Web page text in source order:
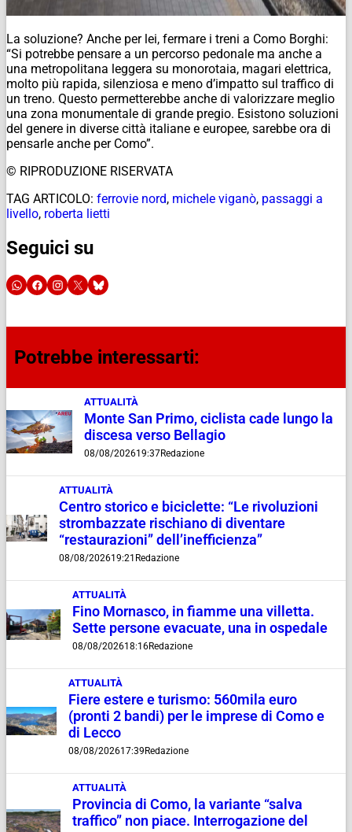
La soluzione? Anche per lei, fermare i treni a Como Borghi:
“Si potrebbe pensare a un percorso pedonale ma anche a
una metropolitana leggera su monorotaia, magari elettrica,
molto più rapida, silenziosa e meno d’impatto sul traffico di
un treno. Questo permetterebbe anche di valorizzare meglio
una zona monumentale di grande pregio. Esistono soluzioni
del genere in diverse città italiane e europee, sarebbe ora di
pensarle anche per Como”.
© RIPRODUZIONE RISERVATA
TAG ARTICOLO: ferrovie nord, michele viganò, passaggi a
livello, roberta lietti
Seguici su
Potrebbe interessarti:
ATTUALITÀ
Monte San Primo, ciclista cade lungo la
discesa verso Bellagio
08/08/202619:37Redazione
ATTUALITÀ
Centro storico e biciclette: “Le rivoluzioni
strombazzate rischiano di diventare
“restaurazioni” dell’inefficienza”
08/08/202619:21 Redazione
ATTUALITÀ
Fino Mornasco, in fiamme una villetta.
Sette persone evacuate, una in ospedale
08/08/202618:16Redazione
ATTUALITÀ
Fiere estere e turismo: 560mila euro
(pronti 2 bandi) per le imprese di Como e
di Lecco
08/08/202617:39 Redazione
ATTUALITÀ
Provincia di Como, la variante “salva
traffico” non piace. Interrogazione del